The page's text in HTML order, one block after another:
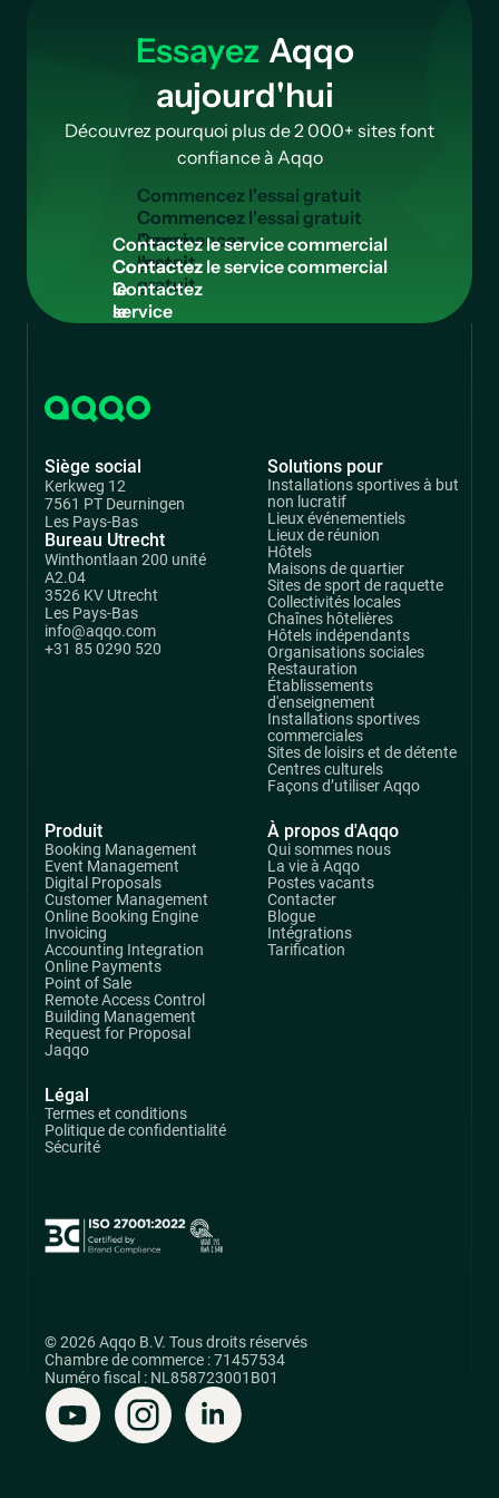
Essayez Aqqo
aujourd'hui
Découvrez pourquoi plus de 2 000+ sites font
confiance à Aqqo
Commencezl'essaigratuit
Commencez
l'essai
gratuit
Contactezleservicecommercial
Contactez
le
service
Siège social
Kerkweg 12
7561 PT Deurningen
Les Pays-Bas
Bureau Utrecht
Winthontlaan 200 unité
A2.04
3526 KV Utrecht
Les Pays-Bas
info@aqqo.com
+31 85 0290 520
Produit
Booking Management
Event Management
Digital Proposals
Customer Management
Online Booking Engine
Invoicing
Accounting Integration
Online Payments
Point of Sale
Remote Access Control
Building Management
Request for Proposal
Jaqqo
Solutions pour
Installations sportives à but
non lucratif
Lieux événementiels
Lieux de réunion
Hôtels
Maisons de quartier
Sites de sport de raquette
Collectivités locales
Chaînes hôtelières
Hôtels indépendants
Organisations sociales
Restauration
Établissements
d'enseignement
Installations sportives
commerciales
Sites de loisirs et de détente
Centres culturels
Façons d’utiliser Aqqo
À propos d'Aqqo
Qui sommes nous
La vie à Aqqo
Postes vacants
Contacter
Blogue
Intégrations
Tarification
Légal
Termes et conditions
Politique de confidentialité
Sécurité
© 2026 Aqqo B.V. Tous droits réservés
Chambre de commerce : 71457534
Numéro fiscal : NL858723001B01